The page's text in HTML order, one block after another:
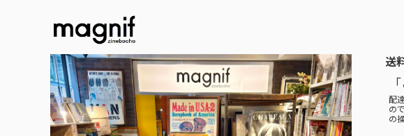
送
配
の
の